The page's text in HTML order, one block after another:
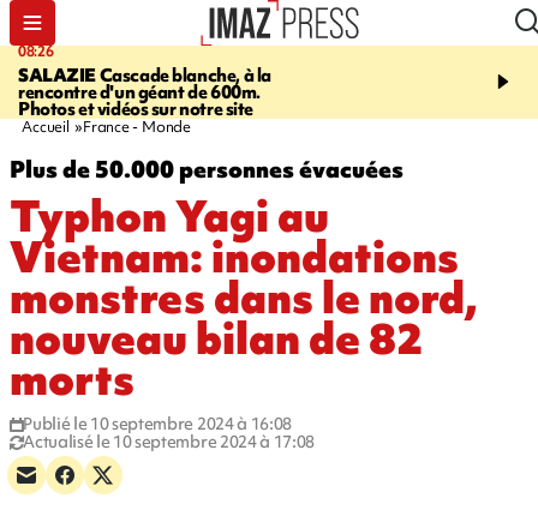
08:26
SALAZIECascade blanche, à la
rencontre d'un géant de 600m.
Photos et vidéos sur notre site
12:10
La karavane
débarque dans les
Accueil France - Monde
Plus de 50.000 personnes évacuées
Typhon Yagi au
Vietnam: inondations
monstres dans le nord,
nouveau bilan de 82
morts
Publié le 10 septembre 2024 à 16:08
Actualisé le 10 septembre 2024 à 17:08